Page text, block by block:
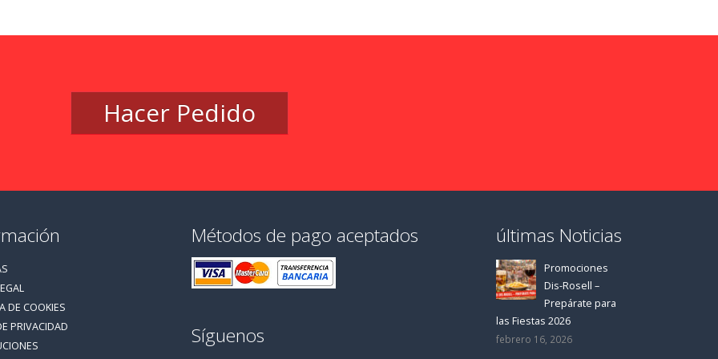
Hacer Pedido
DE COOKIES
PRIVACIDAD
Métodos de pago aceptados
Síguenos
últimas Noticias
Promociones
Dis-Rosell –
Prepárate para
las Fiestas 2026
febrero 16, 2026